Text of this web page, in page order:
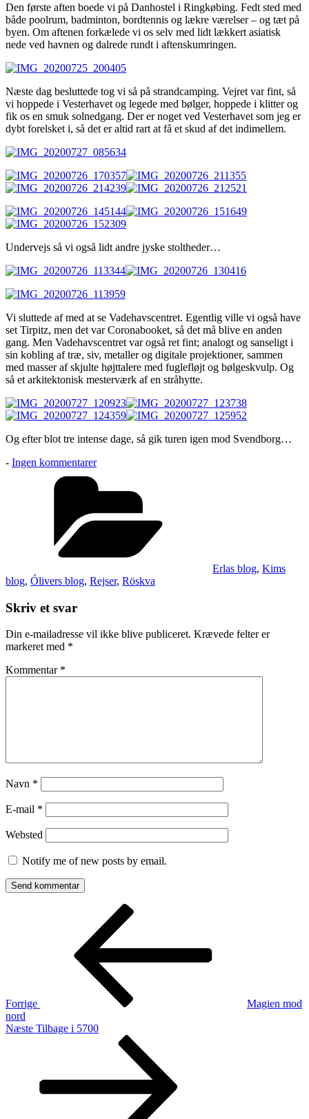
Den første aften boede vi på Danhostel i Ringkøbing. Fedt sted med
både poolrum, badminton, bordtennis og lækre værelser – og tæt på
byen. Om aftenen forkælede vi os selv med lidt lækkert asiatisk
nede ved havnen og dalrede rundt i aftenskumringen.
Næste dag besluttede tog vi så på strandcamping. Vejret var fint, så
vi hoppede i Vesterhavet og legede med bølger, hoppede i klitter og
fik os en smuk solnedgang. Der er noget ved Vesterhavet som jeg er
dybt forelsket i, så det er altid rart at få et skud af det indimellem.
Undervejs så vi også lidt andre jyske stoltheder…
Vi sluttede af med at se Vadehavscentret. Egentlig ville vi også have
set Tirpitz, men det var Coronabooket, så det må blive en anden
gang. Men Vadehavscentret var også ret fint; analogt og sanseligt i
sin kobling af træ, siv, metaller og digitale projektioner, sammen
med masser af skjulte højttalere med fuglefløjt og bølgeskvulp. Og
så et arkitektonisk mesterværk af en stråhytte.
Og efter blot tre intense dage, så gik turen igen mod Svendborg…
- Ingen kommentarertil
Vesterhavet
Erlas blog, Kims
blog, Ólivers blog, Rejser, Röskva
Skriv et svar
Din e-mailadresse vil ikke blive publiceret. Krævede felter er
markeret med *
Kommentar *
Navn *
E-mail *
Websted
Notify me of new posts by email.
Indlægsnavigation
Forrige
Magien mod
nord
Næste
Næste Tilbage i 5700